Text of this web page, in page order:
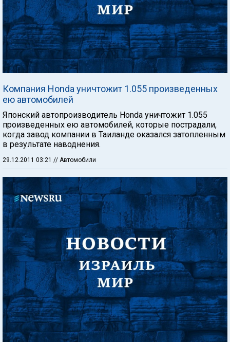
Компания Honda уничтожит 1.055 произведенных
ею автомобилей
Японский автопроизводитель Honda уничтожит 1.055
произведенных ею автомобилей, которые пострадали,
когда завод компании в Таиланде оказался затопленным
в результате наводнения.
29.12.2011 03:21 // Автомобили